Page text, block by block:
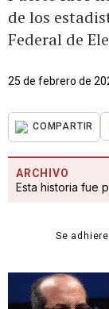
de los
Federal de
25 de febrero de
COMPARTIR
ARCHIVO
Esta historia fue
Se